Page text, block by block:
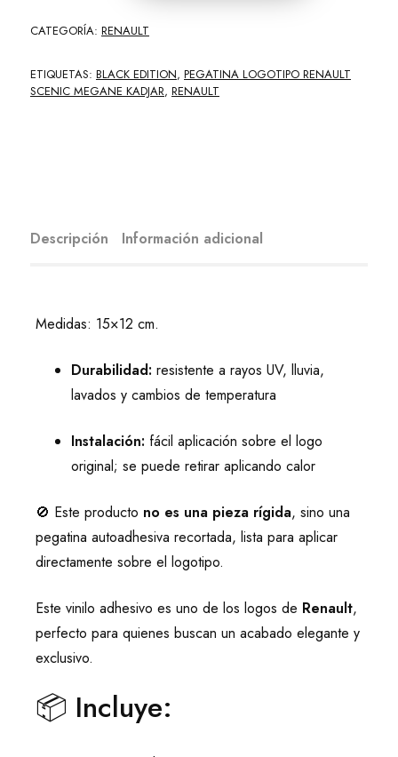
CATEGORÍA: RENAULT
ETIQUETAS: BLACK EDITION, PEGATINA LOGOTIPO RENAULT
SCENIC MEGANE KADJAR, RENAULT
Descripción Información adicional
Medidas: 15×12 cm.
Durabilidad: resistente a rayos UV, lluvia,
lavados y cambios de temperatura
Instalación: fácil aplicación sobre el logo
original; se puede retirar aplicando calor
🚫 Este producto no es una pieza rígida, sino una
pegatina autoadhesiva recortada, lista para aplicar
directamente sobre el logotipo.
Este vinilo adhesivo es uno de los logos de Renault,
perfecto para quienes buscan un acabado elegante y
exclusivo.
📦 Incluye: